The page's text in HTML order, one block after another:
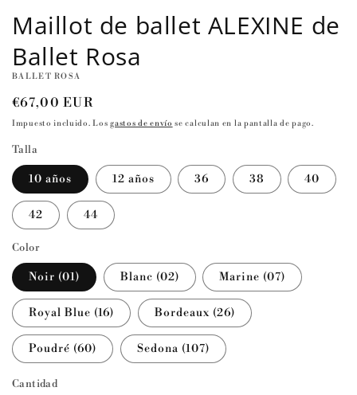
Maillot de ballet ALEXINE de
Ballet Rosa
BALLET ROSA
Precio
habitual
€67,00 EUR
Impuesto incluido. Losgastos de envío se calculan en la pantalla de pago.
Talla
10 años 12 años 36 38 40
42 44
Color
Noir (01) Blanc (02) Marine (07)
Royal Blue (16) Bordeaux (26)
Poudré (60) Sedona (107)
Cantidad